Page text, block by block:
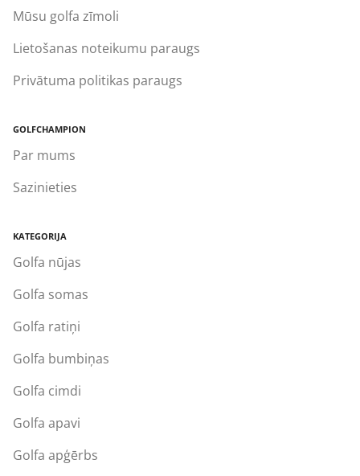
Mūsu golfa zīmoli
Lietošanas noteikumu paraugs
Privātuma politikas paraugs
GOLFCHAMPION
Par mums
Sazinieties
KATEGORIJA
Golfa nūjas
Golfa somas
Golfa ratiņi
Golfa bumbiņas
Golfa cimdi
Golfa apavi
Golfa apģērbs